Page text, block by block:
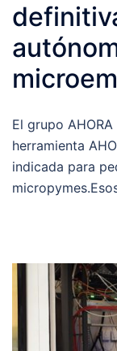
El grupo
herramienta
indicada para